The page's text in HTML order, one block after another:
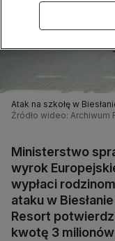
Atak na szkołę w
Źródło wideo: Archiwum
Ministerstwo
wyrok
wypłaci
ataku w
Resort
kwotę 3